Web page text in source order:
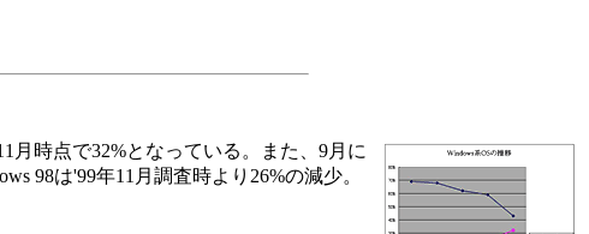
月時点で32%となっている。また、9月に
98は'99年11月調査時より26%の減少。